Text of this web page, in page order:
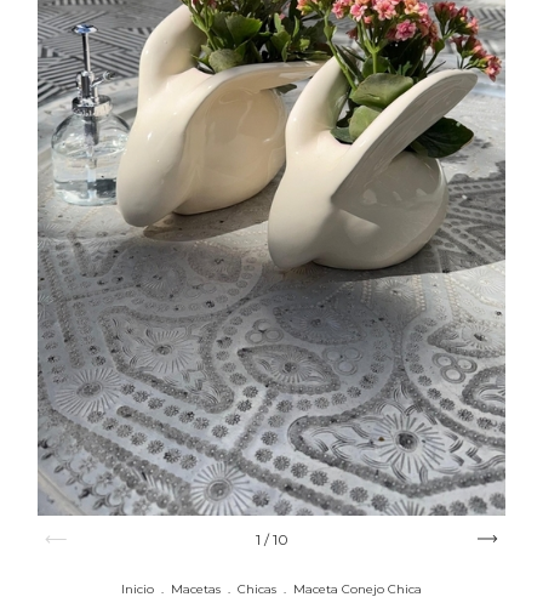
1 /10
Inicio . Macetas . Chicas . Maceta Conejo Chica